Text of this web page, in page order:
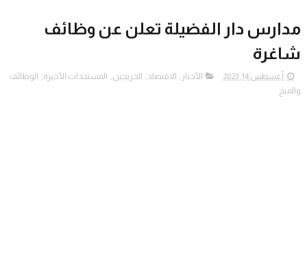
مدارس دار الفضيلة تعلن عن وظائف
شاغرة
أغسطس 14, 2023 الأخبار , الاقتصاد, الخريجين, المستجدات الأخيرة,
الوظائف
والمنح